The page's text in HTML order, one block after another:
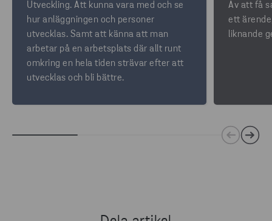
Utveckling. Att kunna vara med och se
hur anläggningen och personer
utvecklas. Samt att känna att man
arbetar på en arbetsplats där allt runt
omkring en hela tiden strävar efter att
utvecklas och bli bättre.
Av att få
ett
liknande